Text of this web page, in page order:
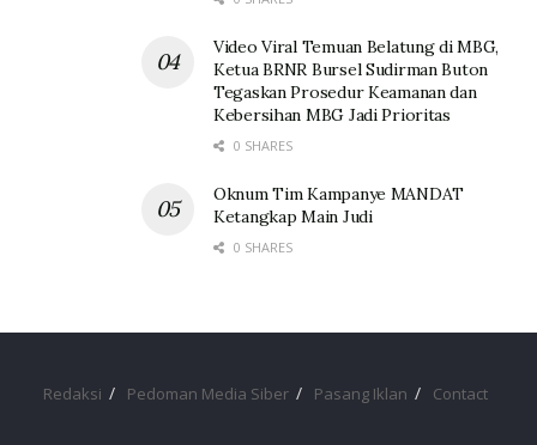
Video Viral Temuan Belatung di MBG,
Ketua BRNR Bursel Sudirman Buton
Tegaskan Prosedur Keamanan dan
Kebersihan MBG Jadi Prioritas
0 SHARES
Oknum Tim Kampanye MANDAT
Ketangkap Main Judi
0 SHARES
Redaksi Pedoman Media Siber Pasang Iklan Contact